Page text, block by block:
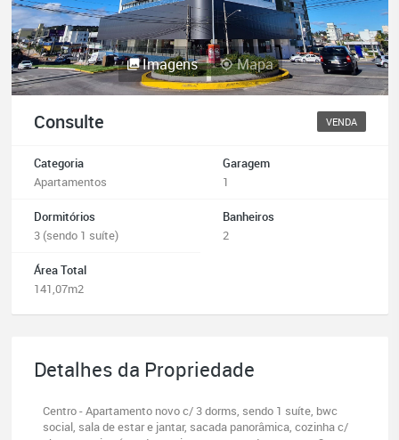
Imagens Mapa
Consulte VENDA
Categoria
Apartamentos
Garagem
1
Dormitórios
3 (sendo 1 suíte)
Banheiros
2
Área Total
141,07m2
Detalhes da Propriedade
Centro - Apartamento novo c/ 3 dorms, sendo 1 suíte, bwc
social, sala de estar e jantar, sacada panorâmica, cozinha c/